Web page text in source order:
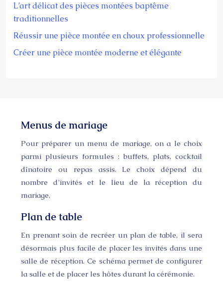
L’art délicat des pièces montées baptême
traditionnelles
Réussir une pièce montée en choux professionnelle
Créer une pièce montée moderne et élégante
Menus de mariage
Pour préparer un menu de mariage, on a le choix
parmi plusieurs formules : buffets, plats, cocktail
dînatoire ou repas assis. Le choix dépend du
nombre d’invités et le lieu de la réception du
mariage.
Plan de table
En prenant soin de recréer un plan de table, il sera
désormais plus facile de placer les invités dans une
salle de réception. Ce schéma permet de configurer
la salle et de placer les hôtes durant la cérémonie.